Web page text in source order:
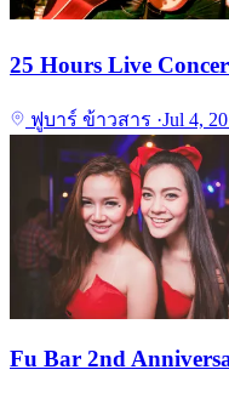
25 Hours Live
ฟูบาร์ ข้าวสาร ·Jul 4,
Fu Bar 2nd